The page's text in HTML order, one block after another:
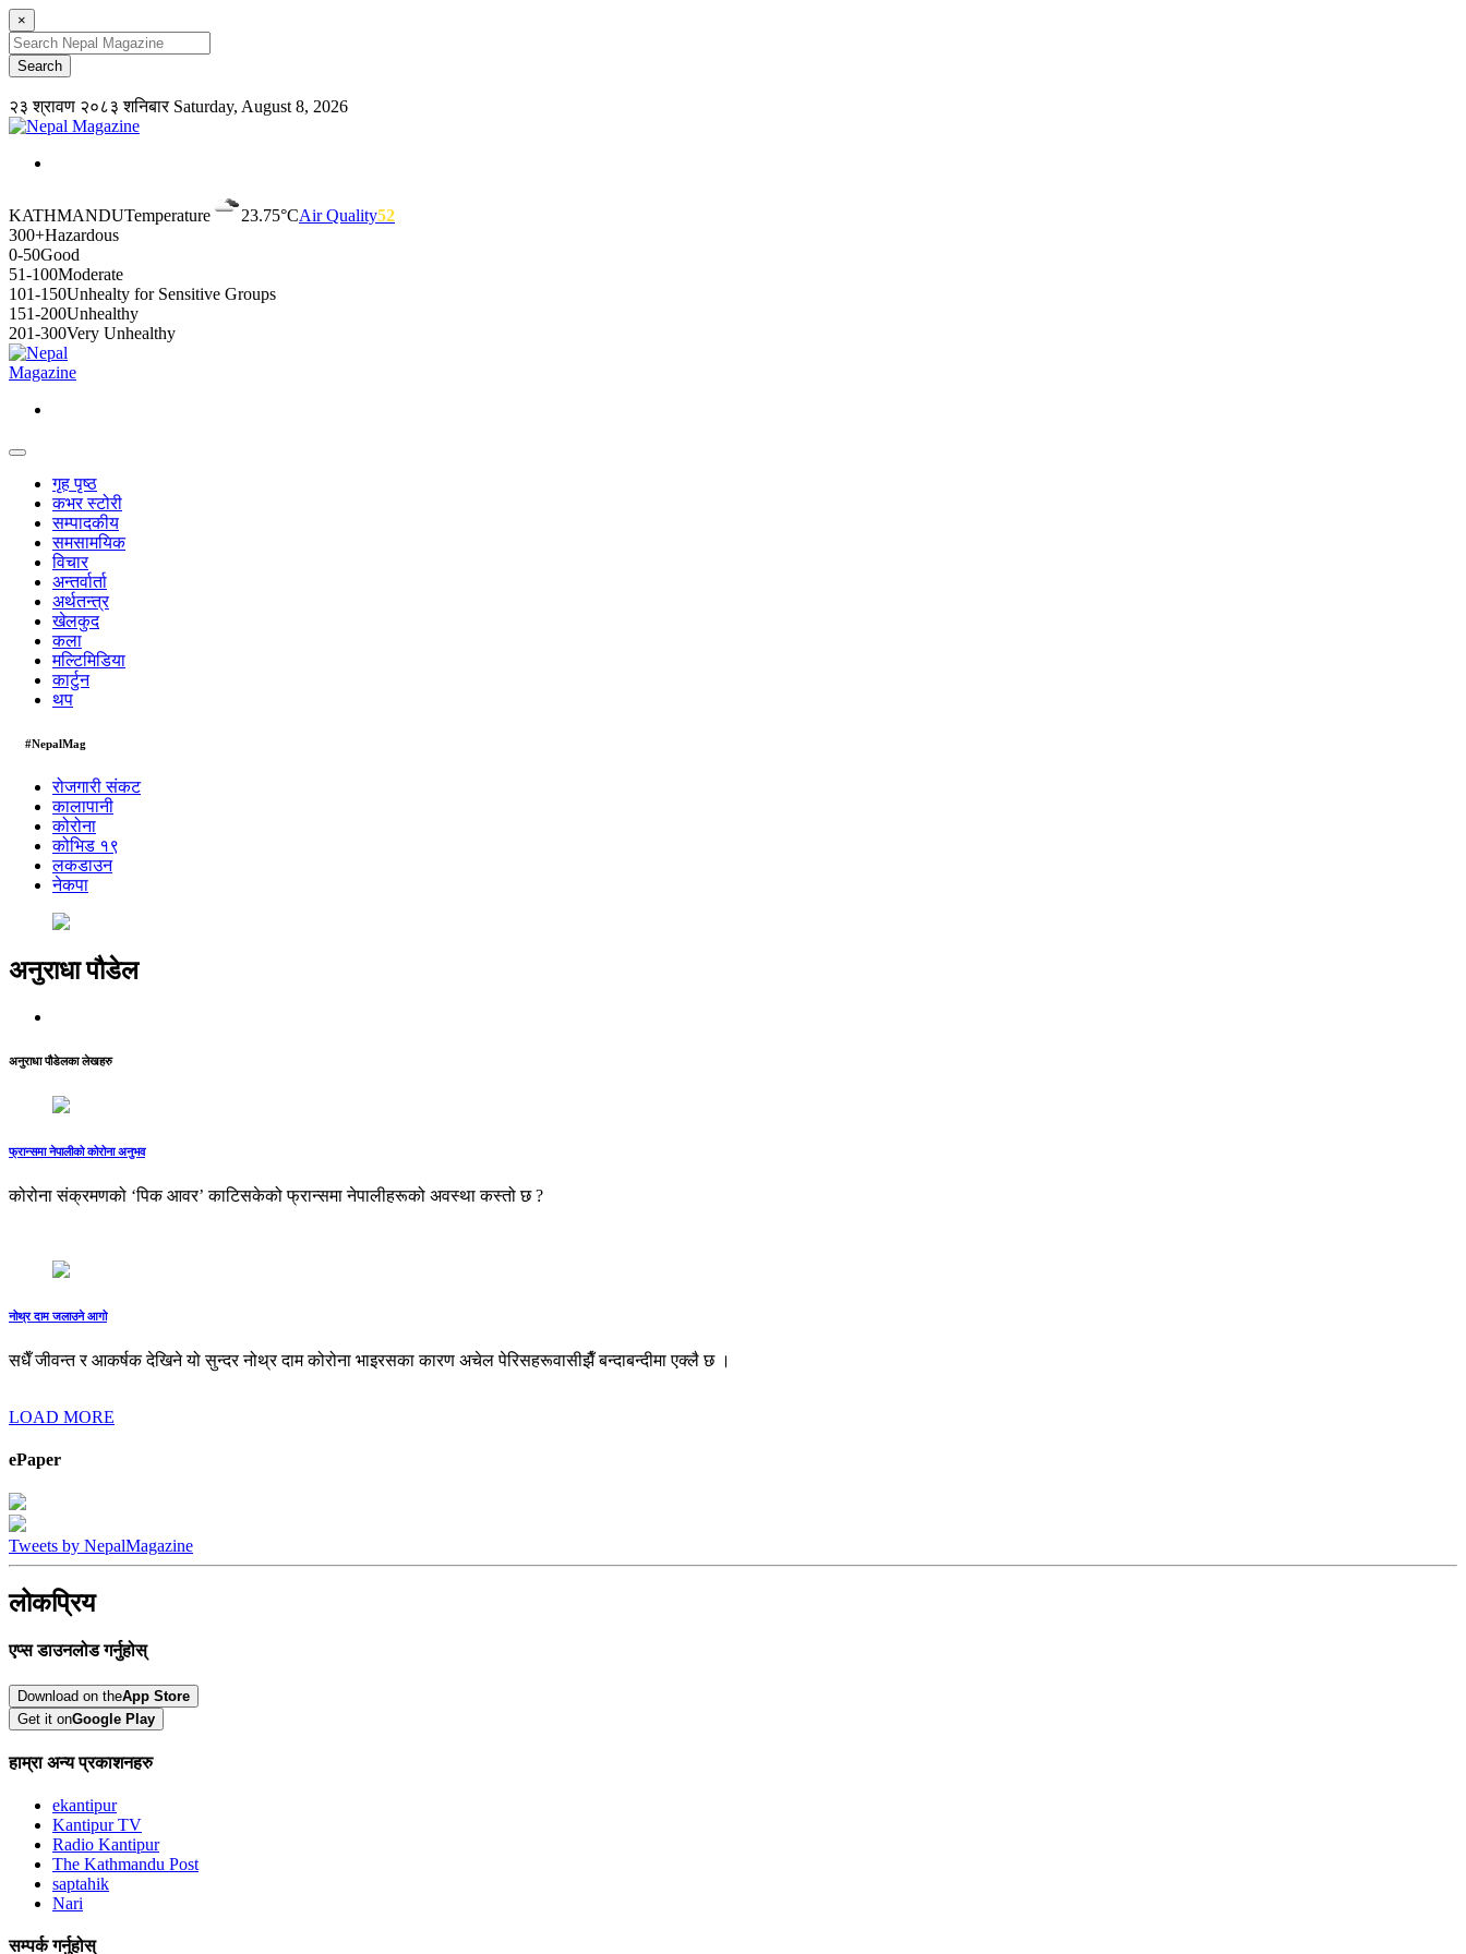
×
२३ श्रावण २०८३ शनिबारSaturday, August 8, 2026
KATHMANDUTemperature 23.75°CAir Quality52
300+Hazardous
0-50Good
51-100Moderate
101-150Unhealty for Sensitive Groups
151-200Unhealthy
201-300Very Unhealthy
गृह पृष्ठ
कभर स्टोरी
सम्पादकीय
समसामयिक
विचार
अन्तर्वार्ता
अर्थतन्त्र
खेलकुद
कला
मल्टिमिडिया
कार्टुन
थप
#NepalMag
रोजगारी संकट
कालापानी
कोरोना
कोभिड १९
लकडाउन
नेकपा
अनुराधा पौडेल
अनुराधा पौडेलका लेखहरु
फ्रान्समा नेपालीको कोरोना अनुभव
कोरोना संक्रमणको ‘पिक आवर’ काटिसकेको फ्रान्समा नेपालीहरूको अवस्था कस्तो छ ?
नोथ्र दाम जलाउने आगो
सधैँ जीवन्त र आकर्षक देखिने यो सुन्दर नोथ्र दाम कोरोना भाइरसका कारण अचेल पेरिसहरूवासीझैँ बन्दाबन्दीमा एक्लै छ ।
LOAD MORE
ePaper
Tweets by NepalMagazine
लोकप्रिय
एप्स डाउनलोड गर्नुहोस्
Download on theApp Store
Get it onGoogle Play
हाम्रा अन्य प्रकाशनहरु
ekantipur
Kantipur TV
Radio Kantipur
The Kathmandu Post
saptahik
Nari
सम्पर्क गर्नुहोस्